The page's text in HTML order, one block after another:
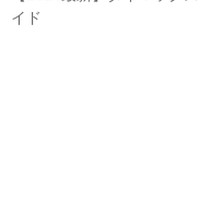
イド